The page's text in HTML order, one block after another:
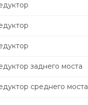
заднего моста
среднего моста